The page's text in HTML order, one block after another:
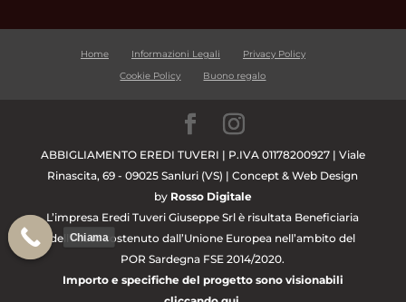
Home Informazioni Legali
Privacy Policy
Cookie Policy
Buono regalo
ABBIGLIAMENTO EREDI TUVERI | P.IVA 01178200927 | Viale
Rinascita, 69 - 09025 Sanluri (VS) | Concept & Web Design
by Rosso Digitale
L’impresa Eredi Tuveri Giuseppe Srl è risultata Beneficiaria
dell’Aiuto sostenuto dall’Unione Europea nell’ambito del
POR Sardegna FSE 2014/2020.
Importo e specifiche del progetto sono visionabili
Chiama